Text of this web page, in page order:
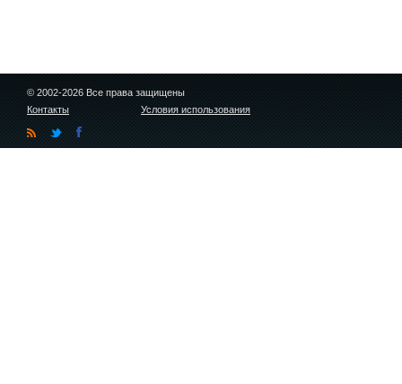
© 2002-2026 Все права защищены
Контакты
Условия использования